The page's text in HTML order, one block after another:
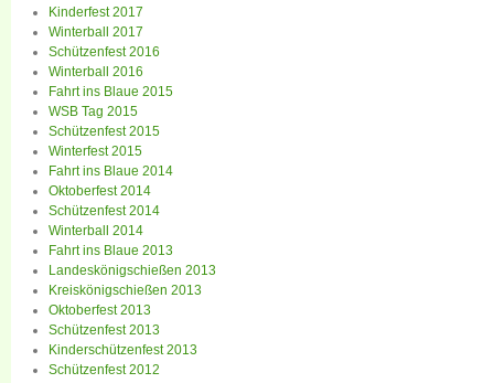
Kinderfest 2017
Winterball 2017
Schützenfest 2016
Winterball 2016
Fahrt ins Blaue 2015
WSB Tag 2015
Schützenfest 2015
Winterfest 2015
Fahrt ins Blaue 2014
Oktoberfest 2014
Schützenfest 2014
Winterball 2014
Fahrt ins Blaue 2013
Landeskönigschießen 2013
Kreiskönigschießen 2013
Oktoberfest 2013
Schützenfest 2013
Kinderschützenfest 2013
Schützenfest 2012